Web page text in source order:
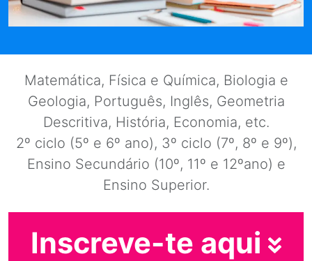
Matemática, Física e Química, Biologia e
Geologia, Português, Inglês, Geometria
Descritiva, História, Economia, etc.
2º ciclo (5º e 6º ano), 3º ciclo (7º, 8º e 9º),
Ensino Secundário (10º, 11º e 12ºano) e
Ensino Superior.
Inscreve-te aqui